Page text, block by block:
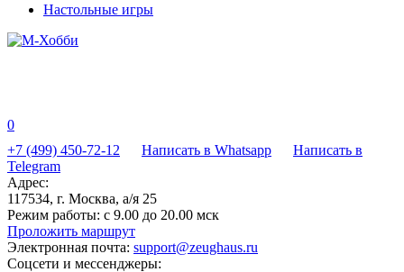
Настольные игры
0
+7 (499) 450-72-12
Написать в Whatsapp
Написать в
Telegram
Адрес:
117534, г. Москва, а/я 25
Режим работы: с 9.00 до 20.00 мск
Проложить маршрут
Электронная почта: support@zeughaus.ru
Соцсети и мессенджеры: